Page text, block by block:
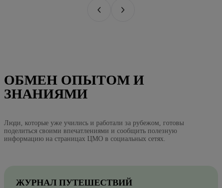
ОБМЕН ОПЫТОМ И
ЗНАНИЯМИ
Люди, которые уже учились и работали за рубежом, готовы
поделиться своими впечатлениями и сообщить полезную
информацию на страницах ЦМО в социальных сетях.
ЖУРНАЛ ПУТЕШЕСТВИЙ